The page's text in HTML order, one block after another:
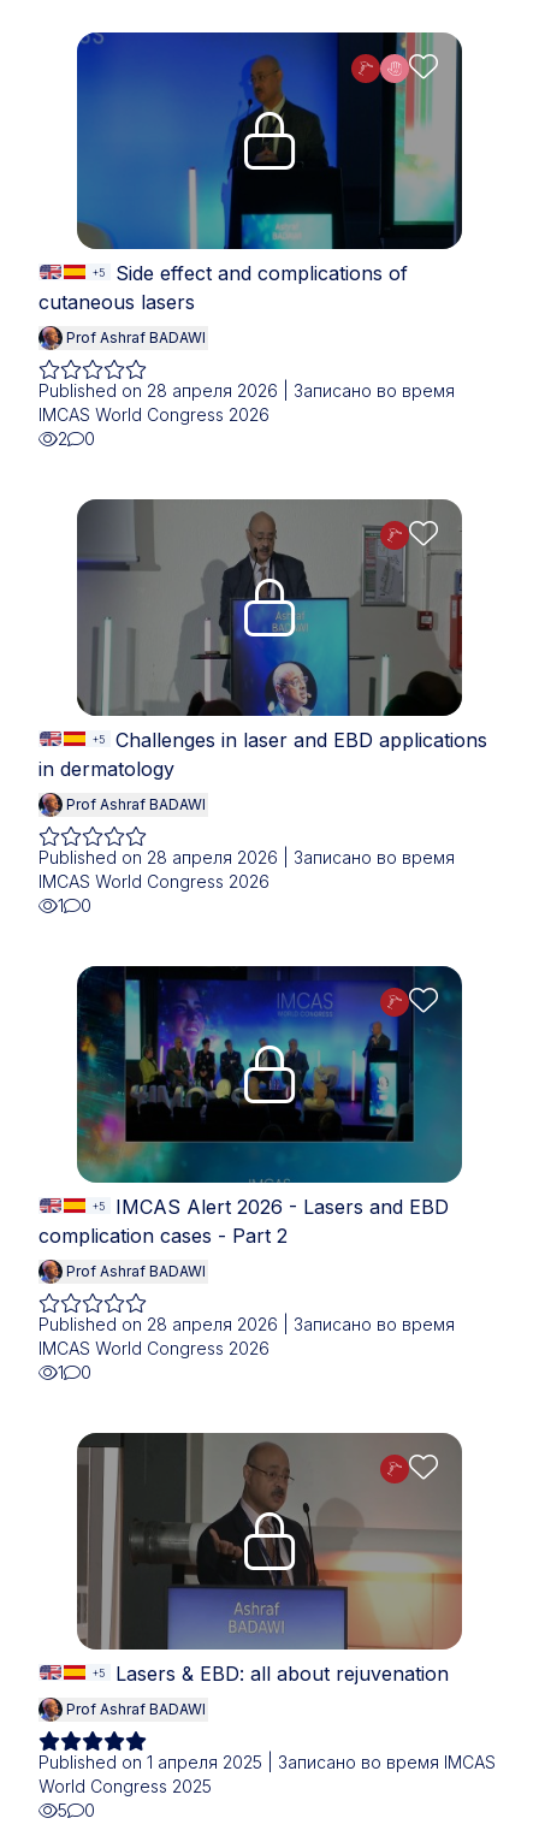
Upgrade needed
+5
Side effect and complications of
cutaneous lasers
Prof Ashraf BADAWI
Published on 28 апреля 2026 | Записано во время
IMCAS World Congress 2026
2
0
Upgrade needed
+5
Challenges in laser and EBD applications
in dermatology
Prof Ashraf BADAWI
Published on 28 апреля 2026 | Записано во время
IMCAS World Congress 2026
1
0
Upgrade needed
+5
IMCAS Alert 2026 - Lasers and EBD
complication cases - Part 2
Prof Ashraf BADAWI
Published on 28 апреля 2026 | Записано во время
IMCAS World Congress 2026
1
0
Upgrade needed
+5 Lasers & EBD: all about rejuvenation
Prof Ashraf BADAWI
Published on 1 апреля 2025 | Записано во время IMCAS
World Congress 2025
5
0